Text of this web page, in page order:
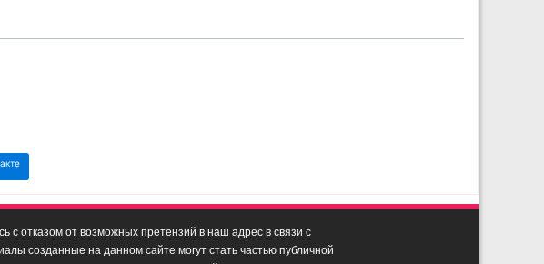
с отказом от возможных претензий в наш адрес в связи с
созданные на данном сайте могут стать частью публичной